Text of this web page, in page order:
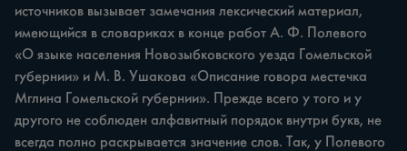
источников вызывает замечания лексический материал,
имеющийся в словариках в конце работ А. Ф. Полевого
«О языке населения Новозыбковского уезда Гомельской
губернии» и М. В. Ушакова «Описание говора местечка
Мглина Гомельской губернии». Прежде всего у того и у
другого не соблюден алфавитный порядок внутри букв, не
всегда полно раскрывается значение слов. Так, у Полевого